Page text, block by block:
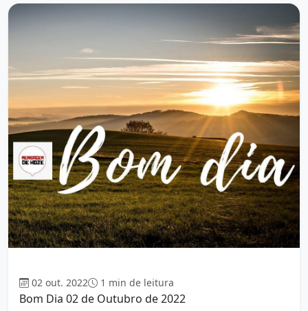
02 out. 2022 1 min de leitura
Bom Dia 02 de Outubro de 2022